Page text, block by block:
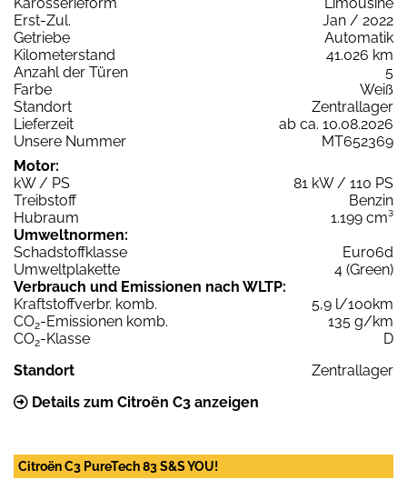
Erst-Zul.
Jan / 2022
Getriebe
Automatik
Kilometerstand
41.026 km
Anzahl der Türen
5
Farbe
Weiß
Standort
Zentrallager
Lieferzeit
ab ca. 10.08.2026
Unsere Nummer
MT652369
Motor:
kW / PS
81 kW / 110 PS
Treibstoff
Benzin
Hubraum
1.199 cm³
Umweltnormen:
Schadstoffklasse
Euro6d
Umweltplakette
4 (Green)
Verbrauch und Emissionen nach WLTP:
Kraftstoffverbr. komb.
5,9 l/100km
CO2-Emissionen komb.
135 g/km
CO2-Klasse
D
Standort
Zentrallager
Details zum Citroën C3 anzeigen
Citroën C3 PureTech 83 S&S YOU!